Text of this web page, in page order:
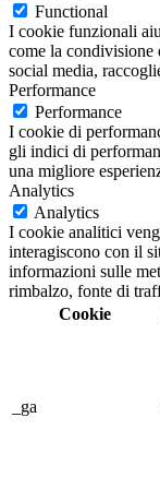
Functional
I cookie funzionali
come la condivisione
social media,
Performance
Performance
I cookie di
gli indici di
una migliore
Analytics
Analytics
I cookie analitici
interagiscono con il
informazioni sulle
rimbalzo, fonte di
Cookie
_ga